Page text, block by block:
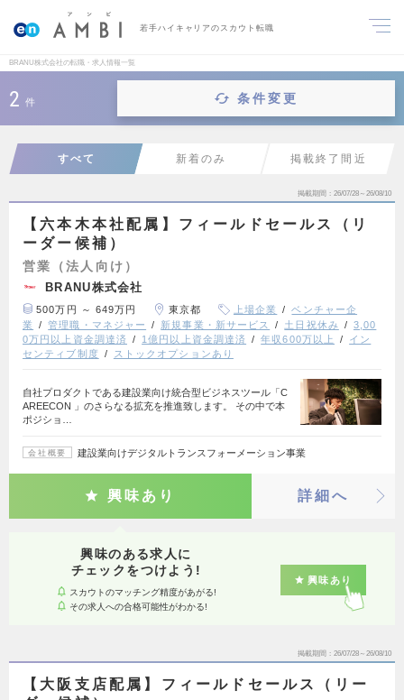
若手ハイキャリアのスカウト転職
BRANU株式会社の転職・求人情報一覧
2 件 条件変更
すべて 新着のみ 掲載終了間近
掲載期間 26/07/28～26/08/10
【六本木本社配属】フィールドセールス（リ
ーダー候補）
営業（法人向け）
BRANU株式会社
500万円 ～ 649万円 東京都 上場企業
ベンチャー企
業
管理職・マネジャー 新規事業・新サービス 土日祝休み
3,00
0万円以上資金調達済
1億円以上資金調達済 年収600万以上
イン
センティブ制度
ストックオプションあり
自社プロダクトである建設業向け統合型ビジネスツール「C
AREECON 」のさらなる拡充を推進致します。 その中で本
ポジショ…
会社概要 建設業向けデジタルトランスフォーメーション事業
興味あり 詳細へ
興味のある求人に
チェックをつけよう!
スカウトのマッチング精度があがる!
その求人への合格可能性がわかる!
興味あり
掲載期間 26/07/28～26/08/10
【大阪支店配属】フィールドセールス（リー